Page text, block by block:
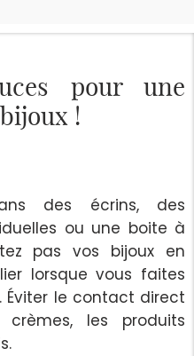
pour une
!
des écrins, des
ou une boite à
pas vos bijoux en
lorsque vous faites
Éviter le contact direct
les produits